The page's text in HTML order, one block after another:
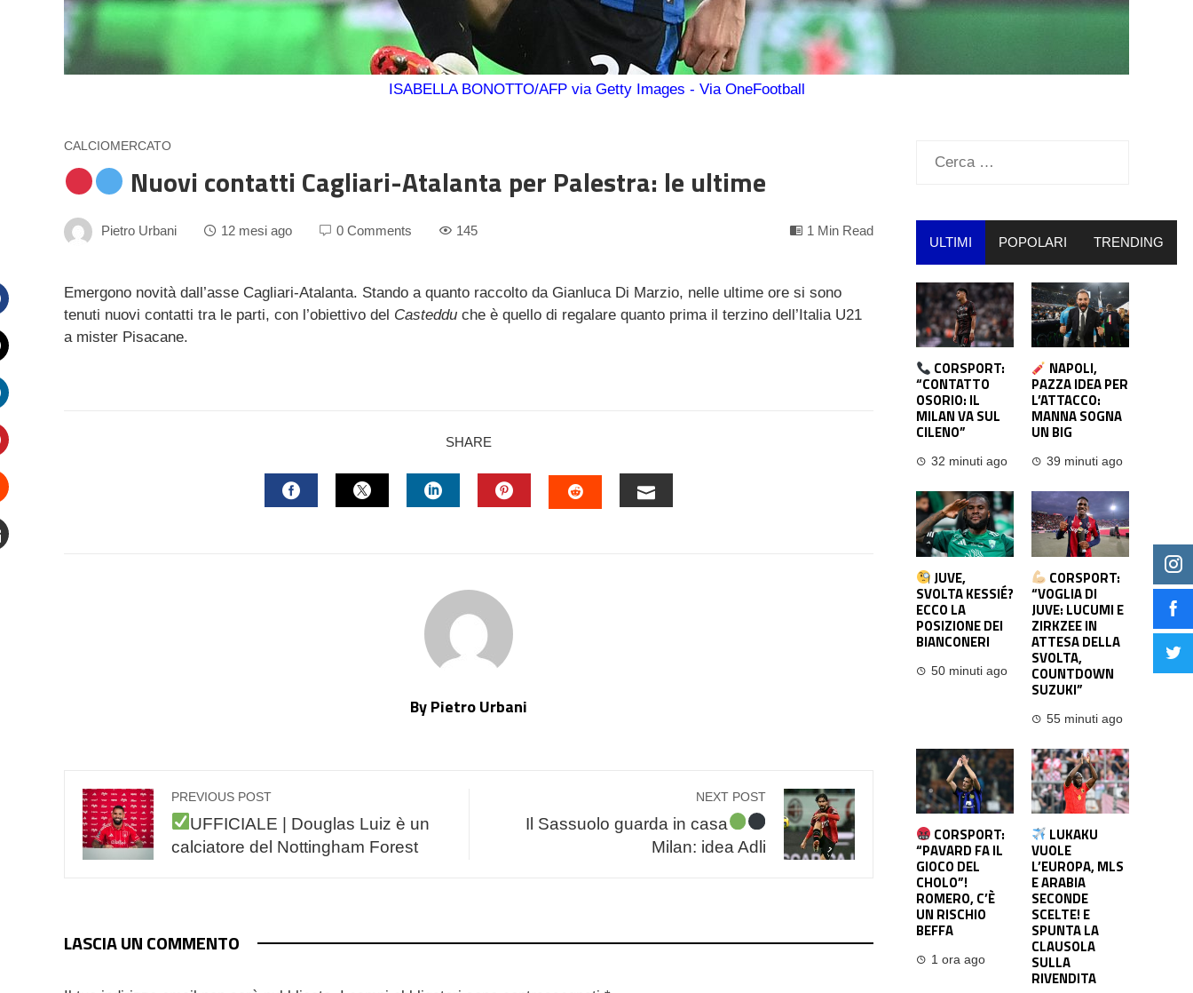
ISABELLA BONOTTO/AFP via Getty Images - Via OneFootball
CALCIOMERCATO
Nuovi contatti Cagliari-Atalanta per Palestra: le ultime
Pietro Urbani 12 mesi ago 0 Comments 145 1 Min Read
Emergono novità dall’asse Cagliari-Atalanta. Stando a quanto raccolto da Gianluca Di Marzio, nelle ultime ore si sono
tenuti nuovi contatti tra le parti, con l’obiettivo del Casteddu che è quello di regalare quanto prima il terzino dell’Italia U21
a mister Pisacane.
SHARE
By Pietro Urbani
PREVIOUS POST
UFFICIALE | Douglas Luiz è un
calciatore del Nottingham Forest
NEXT POST
Il Sassuolo guarda in casa
Milan: idea Adli
LASCIA UN COMMENTO
Ricerca
ULTIMI POPOLARI TRENDING
CORSPORT:
“CONTATTO
OSORIO: IL
MILAN VA SUL
CILENO”
32 minuti ago
NAPOLI,
PAZZA IDEA PER
L’ATTACCO:
MANNA SOGNA
UN BIG
39 minuti ago
JUVE,
SVOLTA KESSIÉ?
ECCO LA
POSIZIONE DEI
BIANCONERI
50 minuti ago
CORSPORT:
“VOGLIA DI
JUVE: LUCUMI E
ZIRKZEE IN
ATTESA DELLA
SVOLTA,
COUNTDOWN
SUZUKI”
55 minuti ago
CORSPORT:
“PAVARD FA IL
GIOCO DEL
CHOLO”!
ROMERO, C’È
UN RISCHIO
BEFFA
1 ora ago
LUKAKU
VUOLE
L’EUROPA, MLS
E ARABIA
SECONDE
SCELTE! E
SPUNTA LA
CLAUSOLA
SULLA
RIVENDITA